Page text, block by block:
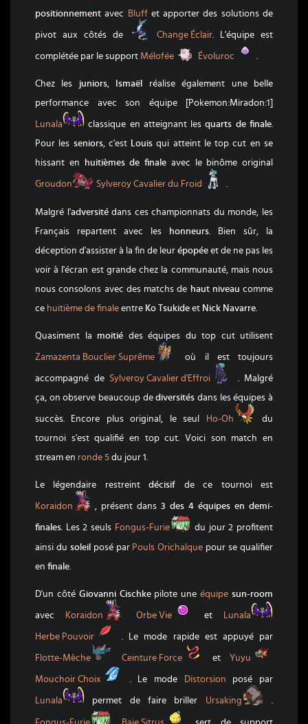
positionnement avec Bluffet apporter des solutions de
pivot aux côtés de Miraidon
Change Éclair. L'équipe est
complétée par le support Mélofée Mélofée
Évoluroc .
Chez les juniors, Ismaël
réalise également une belle
performance avec son équipe [Pokemon:Miradon:1]
Lunala Lunala
classique en atteignant lesquarts de finale.
Pour les seniors, c'est Louis qui atteint le top cut en se
hissant en
huitièmes de finale avec le binôme original
Groudon Groudon
Sylveroy Cavalier du Froid .
Malgré l'adversitédans ces championnats du monde, les
Français repartent avec les
honneurs . Bien sûr, la
déception d'assister à la fin de leur épopée et de ne pas les
voir à l'écran est grande chez la communauté, mais nous
nous consolons avec des matchs de haut niveau comme
ce huitième de finale entre Ko Tsukide et Nick Navarre
Quasiment la moitié des équipes du top cut utilisent
Zamazenta Bouclier Suprême Zamazenta Bouclier Suprême
où il est toujours
accompagné de Sylveroy Cavalier d'Effroi Sylveroy Cavalier
. Malgré
ça, on observe beaucoup dediversités dans les équipes à
succès. Encore plus original, le seul Ho-Oh Ho-Oh
du
tournoi s'est qualifié en top cut. Voici son match en
stream en ronde 5 du jour 1.
Le légendaire restreintdécisif de ce tournoi est
Koraidon Koraidon
, présent dans 3 des 4 équipes en demi-
finales. Les 2 seuls Fongus-Furie Fongus-Furie
du jour 2 profitent
ainsi du soleil posé par Pouls Orichalque pour se qualifier
en finale
D'un côté Giovanni Cischkepilote uneéquipe sun-room
avec Koraidon Koraidon
Orbe Vie Orbe Vie
et Lunala Lunala
Herbe Pouvoir Herbe Pouvoir
. Le mode rapide est appuyé par
Flotte-Mèche Flotte-Mèche
Ceinture Force Ceinture Force
et Yuyu
Mouchoir Choix Mouchoir Choix
. Le mode Distorsion posé par
Lunala Lunala
permet de faire briller Ursaking .
Fongus-Furie Baie Sitrus